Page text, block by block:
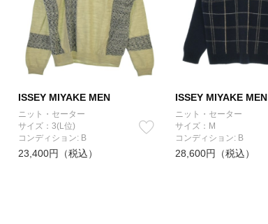
ISSEY MIYAKE MEN
ニット・セーター
サイズ：3(L位)
コンディション: B
23,400円（税込）
ISSEY MIYAKE MEN
ニット・セーター
サイズ：M
コンディション: B
28,600円（税込）